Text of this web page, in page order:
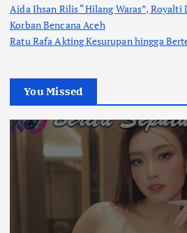
Aida Ihsan Rilis “Hilang Waras”,
Korban Bencana Aceh
Ratu Rafa Akting Kesurupan hingga
You Missed